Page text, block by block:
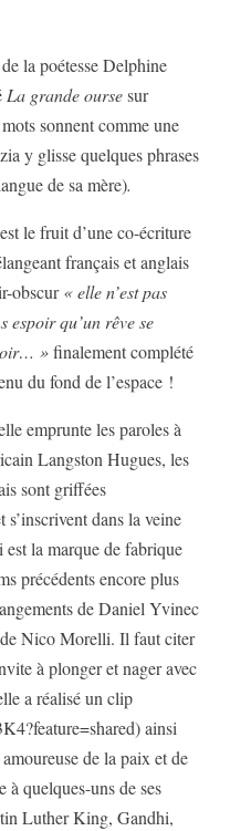
la poétesse Delphine
La grande oursesur
sonnent comme une
y glisse quelques phrases
de sa mère).
le fruit d’une co-écriture
français et anglais
obscur« elle n’est pas
espoir qu’un rêve se
»finalement complété
du fond de l’espace !
emprunte les paroles à
Langston Hugues, les
sont griffées
dans la veine
la marque de fabrique
précédents encore plus
de Daniel Yvinec
Nico Morelli. Il faut citer
à plonger et nager avec
a réalisé un clip
ainsi
de la paix et de
quelques-uns de ses
Luther King, Gandhi,